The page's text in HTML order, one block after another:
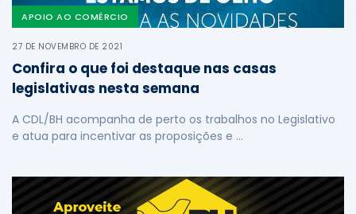
APOIO AO COMÉRCIO
27 DE NOVEMBRO DE 2021
Confira o que foi destaque nas casas
legislativas nesta semana
A CDL/BH acompanha de perto os trabalhos no Legislativo
e atua para incentivar as proposições e …